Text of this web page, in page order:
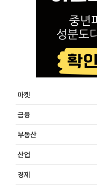
마켓
금융
부동산
산업
경제